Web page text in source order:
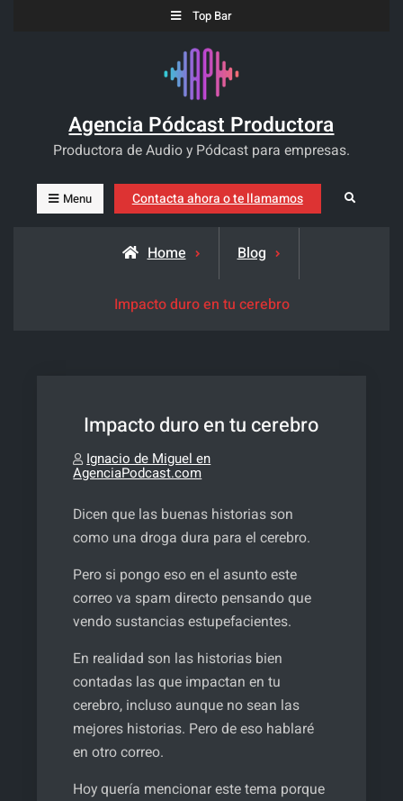
Top Bar
Agencia Pódcast Productora
Productora de Audio y Pódcast para empresas.
Menu Search
Contacta ahora o te llamamos
Home Blog
Impacto duro en tu cerebro
Impacto duro en tu cerebro
Ignacio de Miguel en
AgenciaPodcast.com
Dicen que las buenas historias son
como una droga dura para el cerebro.
Pero si pongo eso en el asunto este
correo va spam directo pensando que
vendo sustancias estupefacientes.
En realidad son las historias bien
contadas las que impactan en tu
cerebro, incluso aunque no sean las
mejores historias. Pero de eso hablaré
en otro correo.
Hoy quería mencionar este tema porque